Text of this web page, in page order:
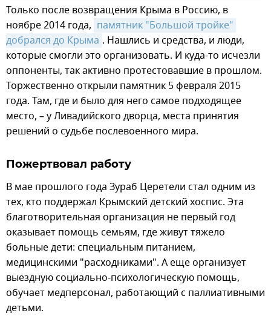
Только после возвращения Крыма в Россию, в
ноябре 2014 года, памятник "Большой тройке"
добрался до Крыма . Нашлись и средства, и люди,
которые смогли это организовать. И куда-то исчезли
оппоненты, так активно протестовавшие в прошлом.
Торжественно открыли памятник 5 февраля 2015
года. Там, где и было для него самое подходящее
место, – у Ливадийского дворца, места принятия
решений о судьбе послевоенного мира.
Пожертвовал работу
В мае прошлого года Зураб Церетели стал одним из
тех, кто поддержал Крымский детский хоспис. Эта
благотворительная организация не первый год
оказывает помощь семьям, где живут тяжело
больные дети: специальным питанием,
медицинскими "расходниками". А еще организует
выездную социально-психологическую помощь,
обучает медперсонал, работающий с паллиативными
детьми.